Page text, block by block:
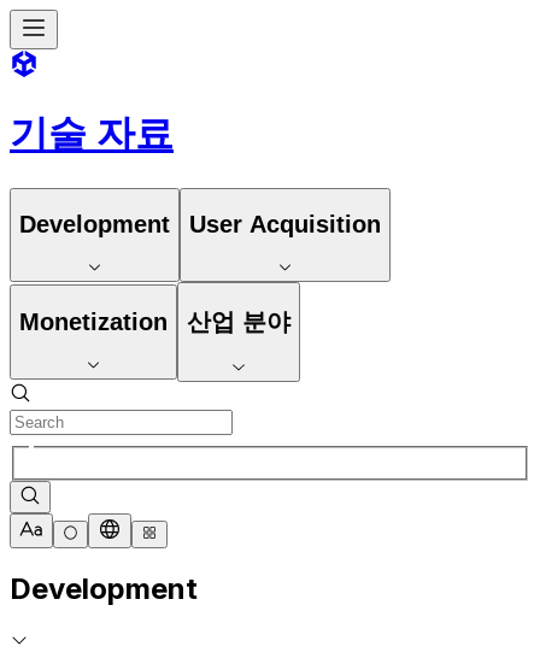
기술 자료
Development User Acquisition
Monetization 산업 분야
Development